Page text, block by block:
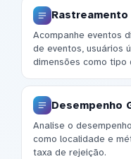
Acompanhe eventos
de eventos, usuários
dimensões como tipo
Desempenho
Analise o
como localidade e
taxa de rejeição.